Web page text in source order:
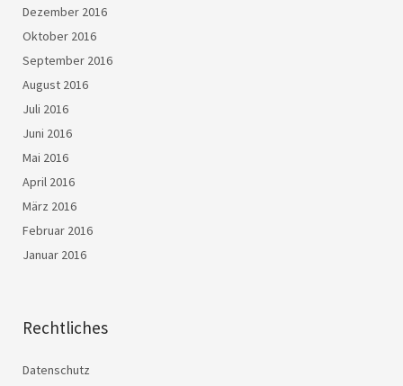
Dezember 2016
Oktober 2016
September 2016
August 2016
Juli 2016
Juni 2016
Mai 2016
April 2016
März 2016
Februar 2016
Januar 2016
Rechtliches
Datenschutz